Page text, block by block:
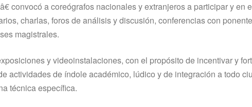
convocó a coreógrafos nacionales y extranjeros a participar y en
charlas, foros de análisis y discusión, conferencias con
magistrales.
y videoinstalaciones, con el propósito de incentivar y
actividades de í­ndole académico, lúdico y de integración a todo
técnica especí­fica.